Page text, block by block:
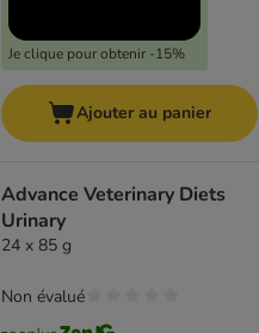
Je clique pour obtenir -15%
Ajouter au panier
Advance Veterinary Diets
Urinary
24 x 85 g
Non évalué